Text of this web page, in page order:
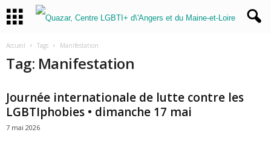
Accueil Tags Manifestation
Tag: Manifestation
Journée internationale de lutte contre les
LGBTIphobies • dimanche 17 mai
7 mai 2026